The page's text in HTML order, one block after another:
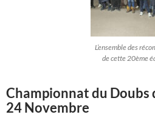
L’ensemble des
de cette 20ème
Championnat du Doubs
24 Novembre